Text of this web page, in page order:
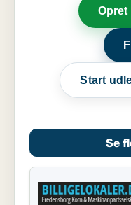
Opret
Start
Se